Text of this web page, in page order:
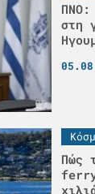
ΠΝΟ:
στη
Πώς
ferry